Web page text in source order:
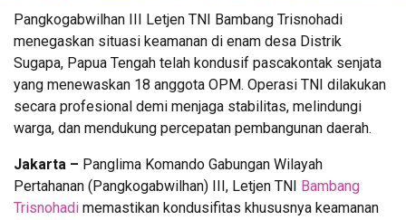
Pangkogabwilhan III Letjen TNI Bambang Trisnohadi
menegaskan situasi keamanan di enam desa Distrik
Sugapa, Papua Tengah telah kondusif pascakontak senjata
yang menewaskan 18 anggota OPM. Operasi TNI dilakukan
secara profesional demi menjaga stabilitas, melindungi
warga, dan mendukung percepatan pembangunan daerah.
Jakarta – Panglima Komando Gabungan Wilayah
Pertahanan (Pangkogabwilhan) III, Letjen TNI Bambang
Trisnohadi memastikan kondusifitas khususnya keamanan